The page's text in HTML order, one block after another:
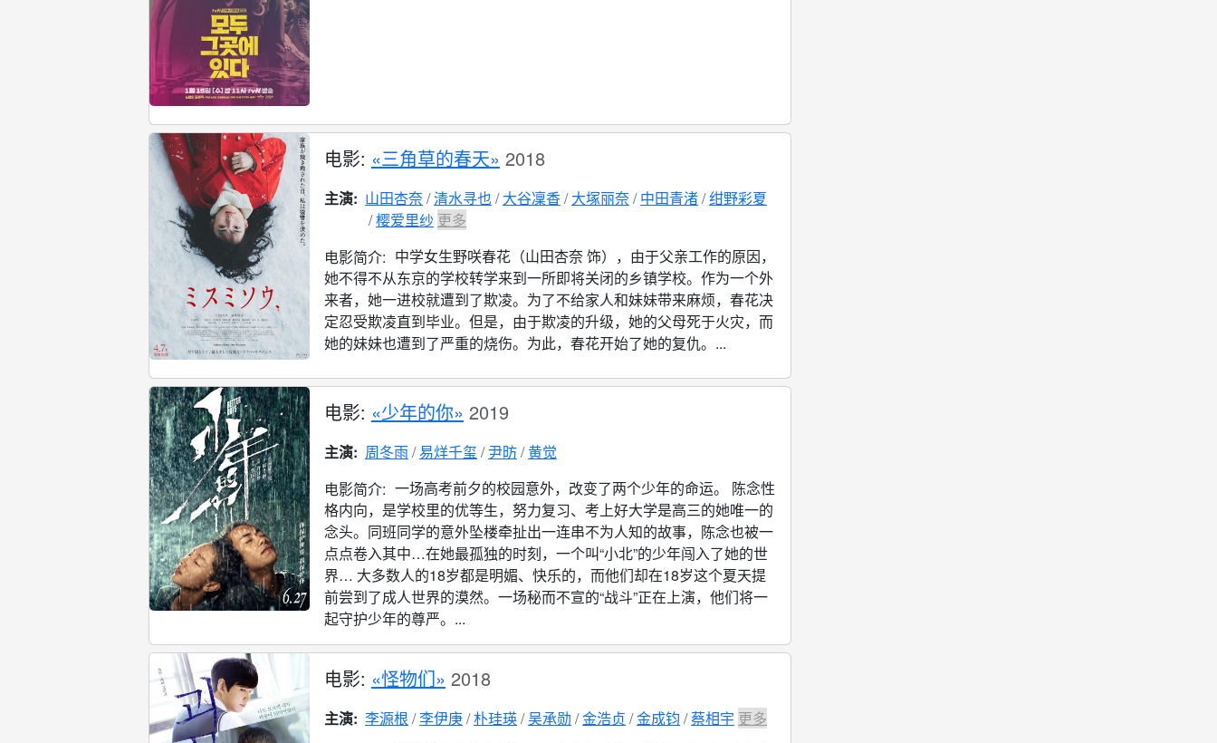
电影: «三角草的春天» 2018
主演: 山田杏奈 清水寻也 大谷凜香 大塚丽奈 中田青渚 绀野彩夏
樱爱里纱 更多
电影简介: 中学女生野咲春花（山田杏奈 饰），由于父亲工作的原因，
她不得不从东京的学校转学来到一所即将关闭的乡镇学校。作为一个外
来者，她一进校就遭到了欺凌。为了不给家人和妹妹带来麻烦，春花决
定忍受欺凌直到毕业。但是，由于欺凌的升级，她的父母死于火灾，而
她的妹妹也遭到了严重的烧伤。为此，春花开始了她的复仇。...
电影: «少年的你» 2019
主演: 周冬雨 易烊千玺 尹昉 黄觉
电影简介: 一场高考前夕的校园意外，改变了两个少年的命运。 陈念性
格内向，是学校里的优等生，努力复习、考上好大学是高三的她唯一的
念头。同班同学的意外坠楼牵扯出一连串不为人知的故事，陈念也被一
点点卷入其中…在她最孤独的时刻，一个叫“小北”的少年闯入了她的世
界… 大多数人的18岁都是明媚、快乐的，而他们却在18岁这个夏天提
前尝到了成人世界的漠然。一场秘而不宣的“战斗”正在上演，他们将一
起守护少年的尊严。...
电影: «怪物们» 2018
主演: 李源根 李伊庚 朴珪瑛 吴承勋 金浩贞 金成钧 蔡相宇 更多